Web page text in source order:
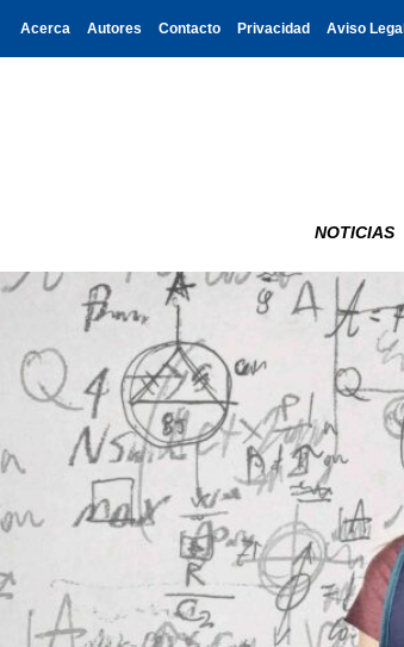
Acerca Autores Contacto Privacidad Aviso Legal
NOTICIAS